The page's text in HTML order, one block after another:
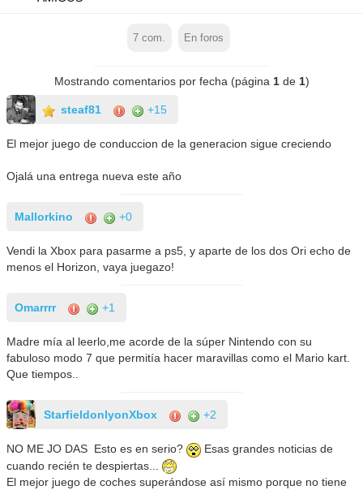
7 com. En foros
Mostrando comentarios por fecha (página 1de 1)
steaf81 +15
El mejor juego de conduccion de la generacion sigue creciendo
Ojalá una entrega nueva este año
Mallorkino +0
Vendi la Xbox para pasarme a ps5, y aparte de los dos Ori echo de
menos el Horizon, vaya juegazo!
Omarrrr +1
Madre mía al leerlo,me acorde de la súper Nintendo con su
fabuloso modo 7 que permitía hacer maravillas como el Mario kart.
Que tiempos..
StarfieldonlyonXbox +2
NO ME JO DAS Esto es en serio?
Esas grandes noticias de
cuando recién te despiertas...
El mejor juego de coches superándose así mismo porque no tiene